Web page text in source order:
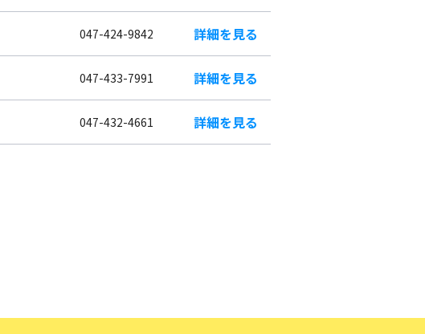
047-424-9842 詳細を見る
047-433-7991 詳細を見る
047-432-4661 詳細を見る